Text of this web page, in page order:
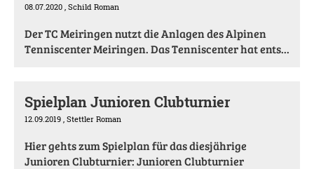
08.07.2020 , Schild Roman
Der TC Meiringen nutzt die Anlagen des Alpinen
Tenniscenter Meiringen. Das Tenniscenter hat ents...
Spielplan Junioren Clubturnier
12.09.2019 , Stettler Roman
Hier gehts zum Spielplan für das diesjährige
Junioren Clubturnier: Junioren Clubturnier